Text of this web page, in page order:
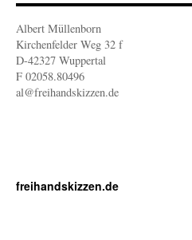
Albert Müllenborn
Kirchenfelder Weg 32 f
D-42327 Wuppertal
F 02058.80496
al@freihandskizzen.de
freihandskizzen.de